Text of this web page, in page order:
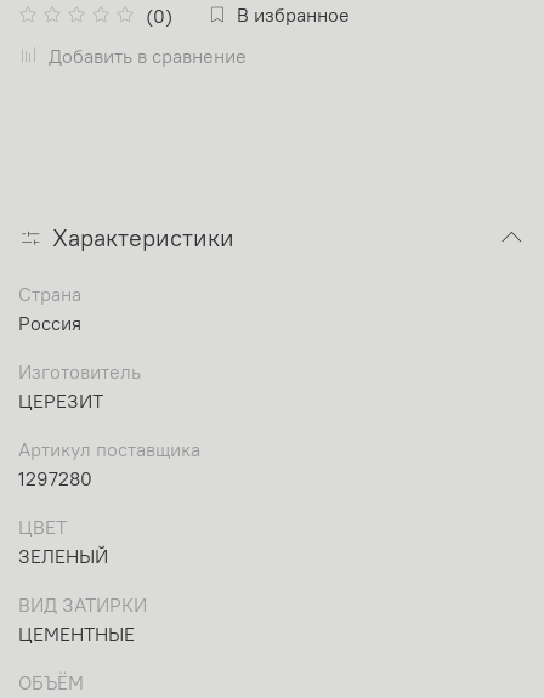
(0)
В избранное
Добавить в сравнение
Характеристики
Страна
Россия
Изготовитель
ЦЕРЕЗИТ
Артикул поставщика
1297280
ЦВЕТ
ЗЕЛЕНЫЙ
ВИД ЗАТИРКИ
ЦЕМЕНТНЫЕ
ОБЪЁМ